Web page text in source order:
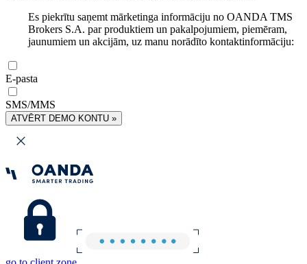
Es piekrītu saņemt mārketinga informāciju no OANDA TMS
Brokers S.A. par produktiem un pakalpojumiem, piemēram,
jaunumiem un akcijām, uz manu norādīto kontaktinformāciju:
E-pasta
SMS/MMS
ATVĒRT DEMO KONTU »